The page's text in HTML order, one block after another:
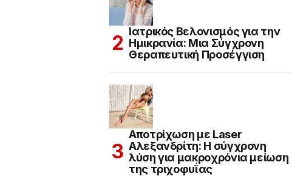
Ιατρικός Βελονισμός για την
Ημικρανία: Μια Σύγχρονη
Θεραπευτική Προσέγγιση
Αποτρίχωση με Laser
Αλεξανδρίτη: Η σύγχρονη
λύση για μακροχρόνια μείωση
της τριχοφυΐας